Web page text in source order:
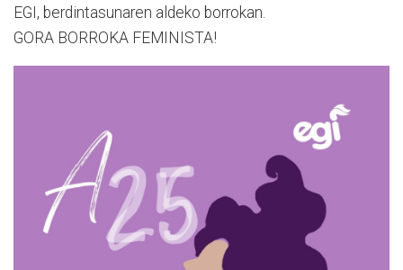
EGI, berdintasunaren aldeko borrokan.
GORA BORROKA FEMINISTA!